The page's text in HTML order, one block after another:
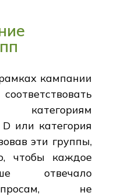
кампании
или категория
эти группы,
чтобы каждое
отвечало
не